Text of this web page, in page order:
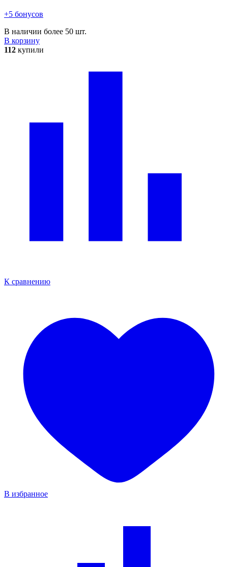
+5 бонусов
В наличии более 50 шт.
В корзину
112 купили
К сравнению
В избранное